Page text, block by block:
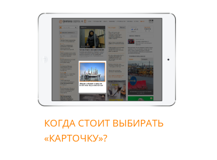
КОГДА СТОИТ ВЫБИРАТЬ
«КАРТОЧКУ»?